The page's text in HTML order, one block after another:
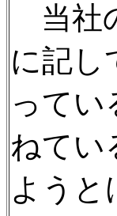
当社
に記し
ってい
ねてい
ようと